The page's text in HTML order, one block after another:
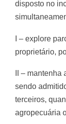
disposto no
I – explore
proprietário,
II –
sendo
terceiros,
agropecuária